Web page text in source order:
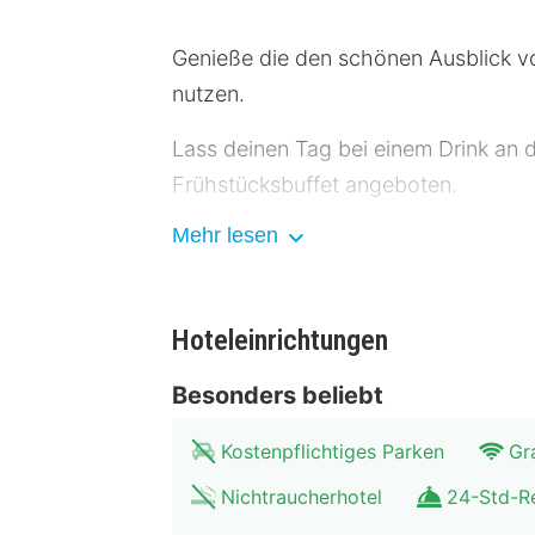
Genieße die den schönen Ausblick
nutzen.
Lass deinen Tag bei einem Drink
Frühstücksbuffet angeboten.
Die Hotelstars Union vergibt offiziell
Die Rezeption ist nur zu bestimmten
Fühl dich in einem der 20 Zimmer
Entfernungen werden bis auf 0,1
– 9,6 km Palladium Theater – 10
Mehr lesen
Hoteleinrichtungen
Besonders beliebt
Kostenpflichtiges Parken
Nichtraucherhotel
24-Std-